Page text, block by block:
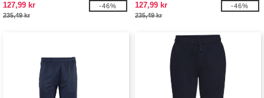
127,99 kr
235,49 kr
-46%
127,99 kr
235,49 kr
-46%